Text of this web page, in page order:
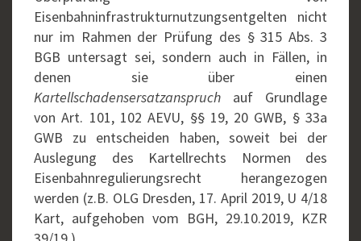
Eisenbahninfrastrukturnutzungsentgelten nicht
nur im Rahmen der Prüfung des § 315 Abs. 3
BGB untersagt sei, sondern auch in Fällen, in
denen sie über einen
Kartellschadensersatzanspruch auf Grundlage
von Art. 101, 102 AEVU, §§ 19, 20 GWB, § 33a
GWB zu entscheiden haben, soweit bei der
Auslegung des Kartellrechts Normen des
Eisenbahnregulierungsrecht herangezogen
werden (z.B. OLG Dresden, 17. April 2019, U 4/18
Kart, aufgehoben vom BGH, 29.10.2019, KZR